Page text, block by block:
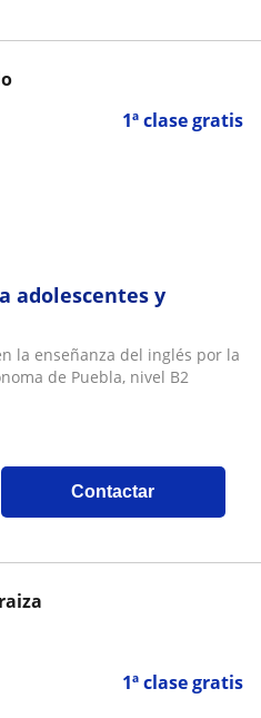
1ª clase gratis
adolescentes y
la enseñanza del inglés por la
de Puebla, nivel B2
Contactar
1ª clase gratis